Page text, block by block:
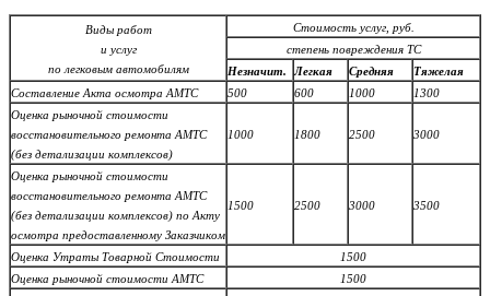
Виды работ
и услуг
по легковым автомобилям
Стоимость услуг, руб.
степень повреждения ТС
Незначит. Легкая Средняя
Тяжелая
Составление Акта осмотра АМТС
500 600 1000
1300
Оценка рыночной стоимости
восстановительного ремонта АМТС
(без детализации комплексов)
1000 1800 2500 3000
Оценка рыночной стоимости
восстановительного ремонта АМТС
(без детализации комплексов) по Акту
осмотра предоставленному Заказчиком
1500 2500 3000 3500
Оценка Утраты Товарной Стоимости
1500
Оценка рыночной стоимости АМТС
1500